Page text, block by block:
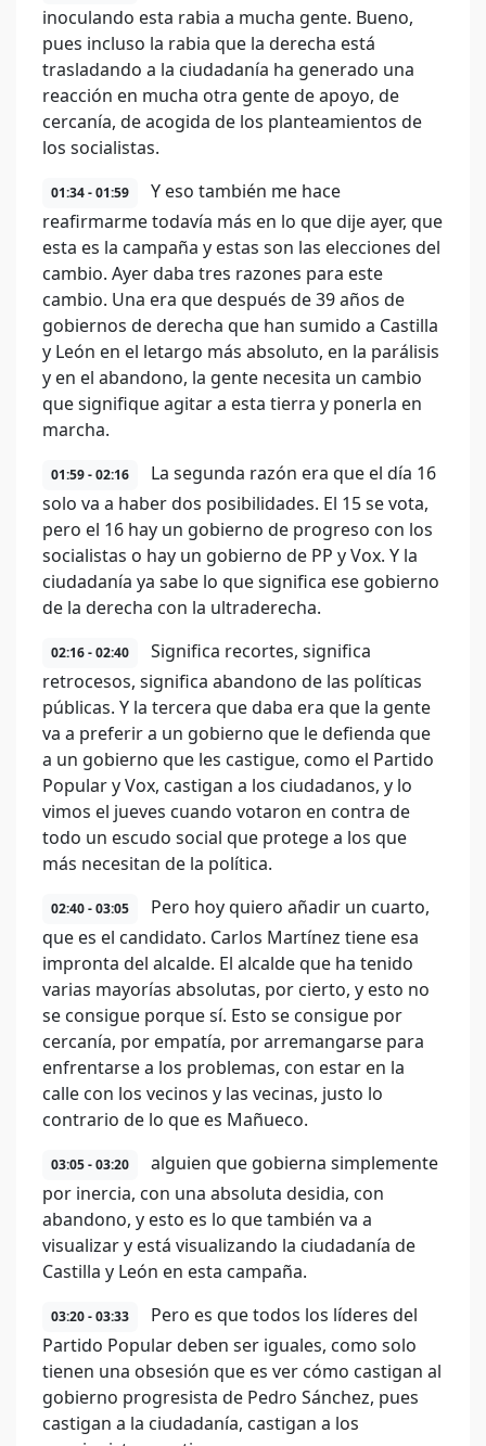
inoculando esta rabia a mucha gente. Bueno,
pues incluso la rabia que la derecha está
trasladando a la ciudadanía ha generado una
reacción en mucha otra gente de apoyo, de
cercanía, de acogida de los planteamientos de
los socialistas.
01:34 - 01:59
Y eso también me hace
reafirmarme todavía más en lo que dije ayer, que
esta es la campaña y estas son las elecciones del
cambio. Ayer daba tres razones para este
cambio. Una era que después de 39 años de
gobiernos de derecha que han sumido a Castilla
y León en el letargo más absoluto, en la parálisis
y en el abandono, la gente necesita un cambio
que signifique agitar a esta tierra y ponerla en
marcha.
01:59 - 02:16
La segunda razón era que el día 16
solo va a haber dos posibilidades. El 15 se vota,
pero el 16 hay un gobierno de progreso con los
socialistas o hay un gobierno de PP y Vox. Y la
ciudadanía ya sabe lo que significa ese gobierno
de la derecha con la ultraderecha.
02:16 - 02:40
Significa recortes, significa
retrocesos, significa abandono de las políticas
públicas. Y la tercera que daba era que la gente
va a preferir a un gobierno que le defienda que
a un gobierno que les castigue, como el Partido
Popular y Vox, castigan a los ciudadanos, y lo
vimos el jueves cuando votaron en contra de
todo un escudo social que protege a los que
más necesitan de la política.
02:40 - 03:05
Pero hoy quiero añadir un cuarto,
que es el candidato. Carlos Martínez tiene esa
impronta del alcalde. El alcalde que ha tenido
varias mayorías absolutas, por cierto, y esto no
se consigue porque sí. Esto se consigue por
cercanía, por empatía, por arremangarse para
enfrentarse a los problemas, con estar en la
calle con los vecinos y las vecinas, justo lo
contrario de lo que es Mañueco.
03:05 - 03:20
alguien que gobierna simplemente
por inercia, con una absoluta desidia, con
abandono, y esto es lo que también va a
visualizar y está visualizando la ciudadanía de
Castilla y León en esta campaña.
03:20 - 03:33
Pero es que todos los líderes del
Partido Popular deben ser iguales, como solo
tienen una obsesión que es ver cómo castigan al
gobierno progresista de Pedro Sánchez, pues
castigan a la ciudadanía, castigan a los